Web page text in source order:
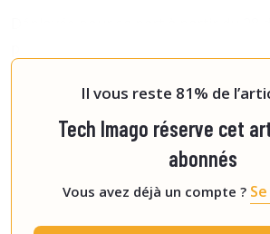
Il vous reste 81% de
Tech Imago réserve cet
abonnés
Vous avez déjà un compte ?